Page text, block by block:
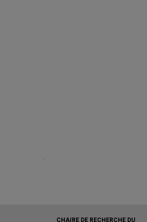
CHAIRE DE RECHERCHE DU